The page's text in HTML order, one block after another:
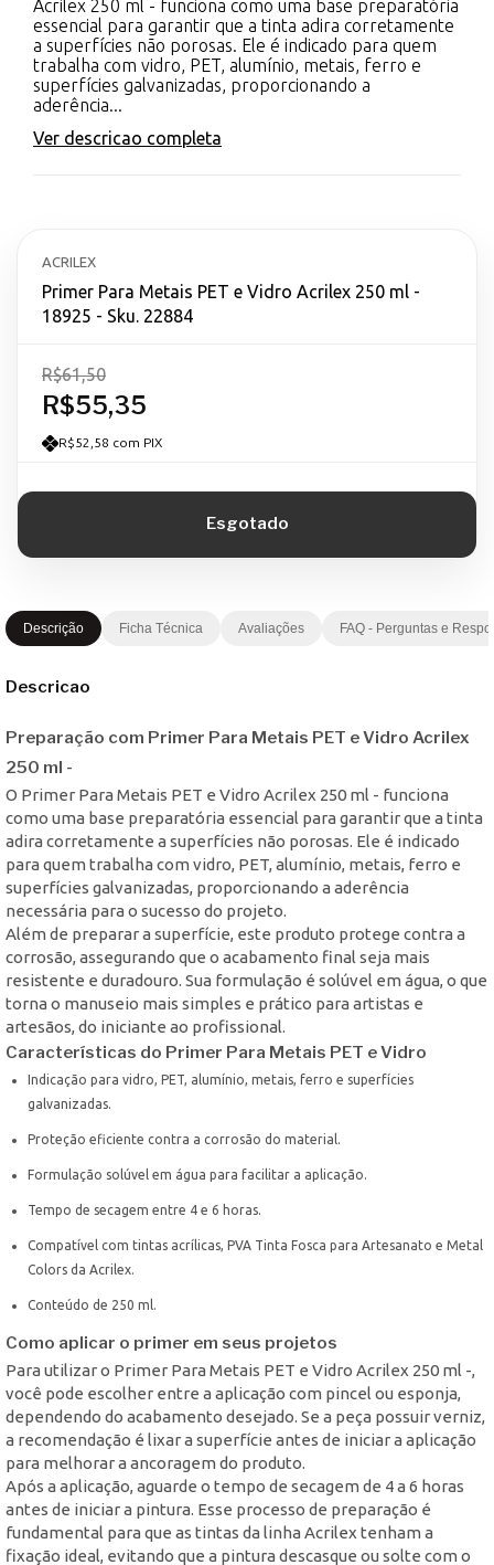
Acrilex 250 ml - funciona como uma base preparatória
essencial para garantir que a tinta adira corretamente
a superfícies não porosas. Ele é indicado para quem
trabalha com vidro, PET, alumínio, metais, ferro e
superfícies galvanizadas, proporcionando a
aderência...
Ver descricao completa
ACRILEX
Primer Para Metais PET e Vidro Acrilex 250 ml -
18925 - Sku. 22884
R$55,35
R$61,50
R$52,58 com PIX
Descrição Ficha Técnica Avaliações FAQ - Perguntas e
Descricao
Preparação com Primer Para Metais PET e Vidro Acrilex
250 ml -
O Primer Para Metais PET e Vidro Acrilex 250 ml - funciona
como uma base preparatória essencial para garantir que a tinta
adira corretamente a superfícies não porosas. Ele é indicado
para quem trabalha com vidro, PET, alumínio, metais, ferro e
superfícies galvanizadas, proporcionando a aderência
necessária para o sucesso do projeto.
Além de preparar a superfície, este produto protege contra a
corrosão, assegurando que o acabamento final seja mais
resistente e duradouro. Sua formulação é solúvel em água, o que
torna o manuseio mais simples e prático para artistas e
artesãos, do iniciante ao profissional.
Características do Primer Para Metais PET e Vidro
Indicação para vidro, PET, alumínio, metais, ferro e superfícies
galvanizadas.
Proteção eficiente contra a corrosão do material.
Formulação solúvel em água para facilitar a aplicação.
Tempo de secagem entre 4 e 6 horas.
Compatível com tintas acrílicas, PVA Tinta Fosca para Artesanato e Metal
Colors da Acrilex.
Conteúdo de 250 ml.
Como aplicar o primer em seus projetos
Para utilizar o Primer Para Metais PET e Vidro Acrilex 250 ml -,
você pode escolher entre a aplicação com pincel ou esponja,
dependendo do acabamento desejado. Se a peça possuir verniz,
a recomendação é lixar a superfície antes de iniciar a aplicação
para melhorar a ancoragem do produto.
Após a aplicação, aguarde o tempo de secagem de 4 a 6 horas
antes de iniciar a pintura. Esse processo de preparação é
fundamental para que as tintas da linha Acrilex tenham a
fixação ideal, evitando que a pintura descasque ou solte com o